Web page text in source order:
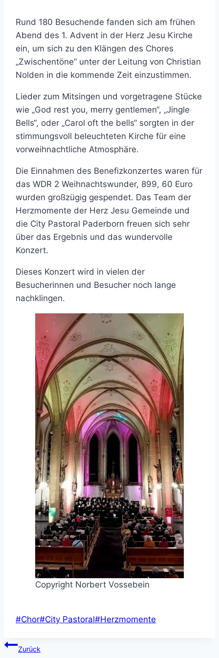
Rund 180 Besuchende fanden sich am frühen
Abend des 1. Advent in der Herz Jesu Kirche
ein, um sich zu den Klängen des Chores
„Zwischentöne“ unter der Leitung von Christian
Nolden in die kommende Zeit einzustimmen.
Lieder zum Mitsingen und vorgetragene Stücke
wie „God rest you, merry gentlemen“, „Jingle
Bells“, oder „Carol oft the bells“ sorgten in der
stimmungsvoll beleuchteten Kirche für eine
vorweihnachtliche Atmosphäre.
Die Einnahmen des Benefizkonzertes waren für
das WDR 2 Weihnachtswunder, 899, 60 Euro
wurden großzügig gespendet. Das Team der
Herzmomente der Herz Jesu Gemeinde und
die City Pastoral Paderborn freuen sich sehr
über das Ergebnis und das wundervolle
Konzert.
Dieses Konzert wird in vielen der
Besucherinnen und Besucher noch lange
nachklingen.
Copyright Norbert Vossebein
:
mit
Schlagworte:
#Chor#City Pastoral#Herzmomente
Beitragsnavigation
Zurück